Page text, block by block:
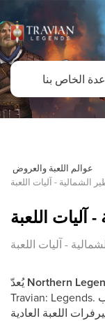
عوالم اللعبة والعروض
الشمالية - آليات اللعبة
آليات اللعبة
- آليات اللعبة
يُعدّNorthern
Travian: Legends. فيما يلي نظرة عامة على ميزات أسلوب